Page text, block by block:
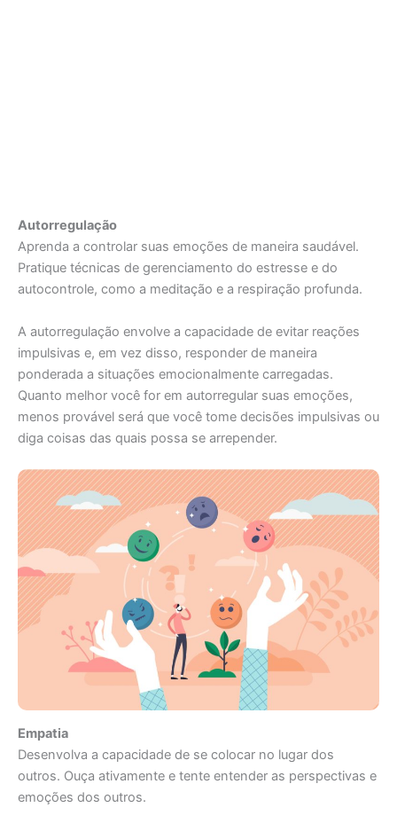
Autorregulação
Aprenda a controlar suas emoções de maneira saudável.
Pratique técnicas de gerenciamento do estresse e do
autocontrole, como a meditação e a respiração profunda.
A autorregulação envolve a capacidade de evitar reações
impulsivas e, em vez disso, responder de maneira
ponderada a situações emocionalmente carregadas.
Quanto melhor você for em autorregular suas emoções,
menos provável será que você tome decisões impulsivas ou
diga coisas das quais possa se arrepender.
Empatia
Desenvolva a capacidade de se colocar no lugar dos
outros. Ouça ativamente e tente entender as perspectivas e
emoções dos outros.